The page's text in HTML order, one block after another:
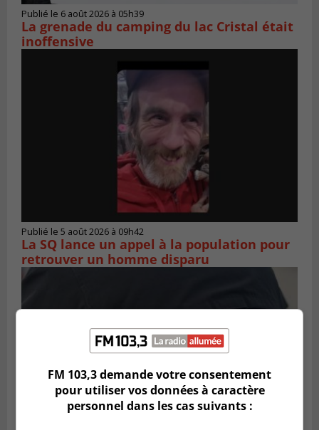
Publié le 6 août 2026 à 05h39
La grenade du camping du lac Cristal était
inoffensive
Publié le 5 août 2026 à 09h42
La SQ lance un appel à la population pour
retrouver un homme disparu
FM 103,3 demande votre consentement
pour utiliser vos données à caractère
personnel dans les cas suivants :